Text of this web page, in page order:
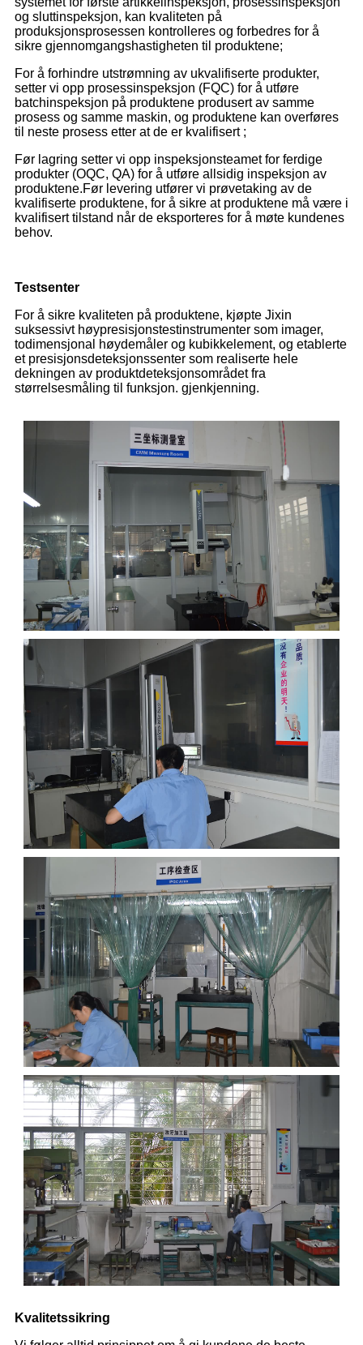
og sluttinspeksjon, kan kvaliteten på
produksjonsprosessen kontrolleres og forbedres for å
sikre gjennomgangshastigheten til produktene;
For å forhindre utstrømning av ukvalifiserte produkter,
setter vi opp prosessinspeksjon (FQC) for å utføre
batchinspeksjon på produktene produsert av samme
prosess og samme maskin, og produktene kan overføres
til neste prosess etter at de er kvalifisert ;
Før lagring setter vi opp inspeksjonsteamet for ferdige
produkter (OQC, QA) for å utføre allsidig inspeksjon av
produktene.Før levering utfører vi prøvetaking av de
kvalifiserte produktene, for å sikre at produktene må være i
kvalifisert tilstand når de eksporteres for å møte kundenes
behov.
Testsenter
For å sikre kvaliteten på produktene, kjøpte Jixin
suksessivt høypresisjonstestinstrumenter som imager,
todimensjonal høydemåler og kubikkelement, og etablerte
et presisjonsdeteksjonssenter som realiserte hele
dekningen av produktdeteksjonsområdet fra
størrelsesmåling til funksjon. gjenkjenning.
Kvalitetssikring